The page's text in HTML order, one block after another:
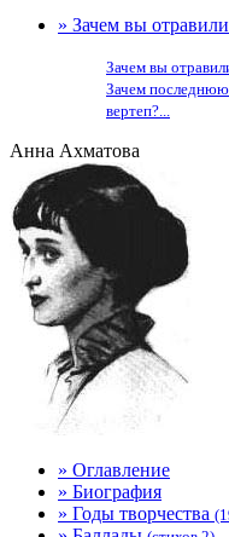
» Зачем вы
Зачем вы
Зачем
вертеп?...
Анна Ахматова
» Оглавление
» Биография
» Годы творчества